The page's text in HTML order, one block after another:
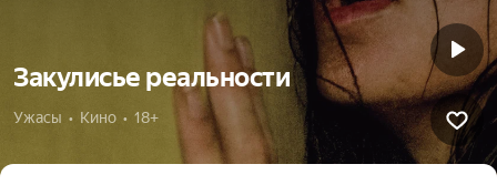
Закулисье реальности
Ужасы  •  Кино  •  18+